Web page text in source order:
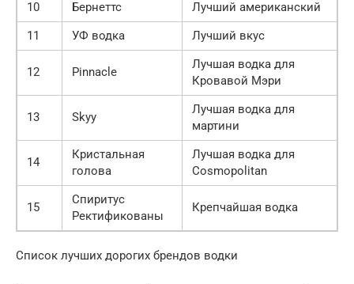
10
Бернеттс
Лучший американский
11
УФ водка Лучший вкус
12 Pinnacle
Лучшая водка для
Кровавой Мэри
13 Skyy
Лучшая водка для
мартини
14
Кристальная
голова
Лучшая водка для
Cosmopolitan
15
Спиритус
Ректификованы
Крепчайшая водка
Список лучших дорогих брендов водки